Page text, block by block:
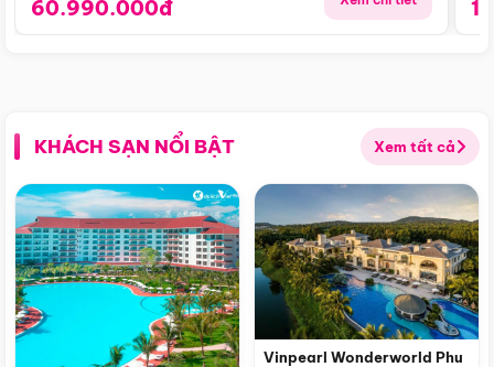
60.990.000đ
KHÁCH SẠN NỔI BẬT Xem tất cả
Vinpearl Wonderworld Phu